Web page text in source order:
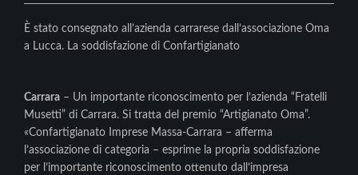
È stato consegnato all’azienda carrarese dall’associazione Oma
a Lucca. La soddisfazione di Confartigianato
Carrara – Un importante riconoscimento per l’azienda “Fratelli
Musetti” di Carrara. Si tratta del premio “Artigianato Oma”.
«Confartigianato Imprese Massa-Carrara – afferma
l’associazione di categoria – esprime la propria soddisfazione
per l’importante riconoscimento ottenuto dall’impresa